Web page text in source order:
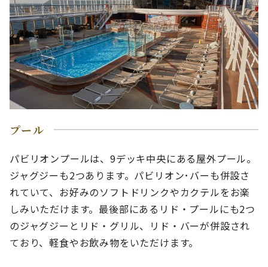
プール
パビリオンプールは、9デッキ中央にある屋外プール。
ジャグジーも2つあります。パビリオン･バーも併設さ
れていて、お好みのソフトドリンクやカクテルをお楽
しみいただけます。最後部にあるリド・プールにも2つ
のジャグジーとリド・グリル、リド・バーが併設され
ており、軽食やお飲み物をいただけます。